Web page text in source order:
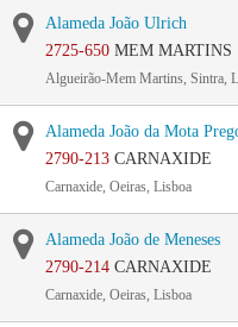
Alameda João Ulrich
2725-650 MEM MARTINS
Algueirão-Mem Martins, Sintra,
Alameda João da Mota
2790-213 CARNAXIDE
Carnaxide, Oeiras, Lisboa
Alameda João de Meneses
2790-214 CARNAXIDE
Carnaxide, Oeiras, Lisboa